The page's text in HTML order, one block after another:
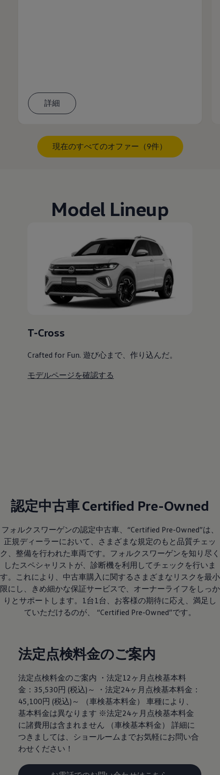
詳細
現在のすべてのオファー（9件）
Model Lineup
T-Cross
Crafted for Fun. 遊び心まで、作り込んだ。
モデルページを確認する
認定中古車 Certified Pre-Owned
フォルクスワーゲンの認定中古車、“Certified Pre-Owned”は、
正規ディーラーにおいて、さまざまな規定のもと品質チェッ
ク、整備を行われた車両です。フォルクスワーゲンを知り尽く
したスペシャリストが、診断機を利用してチェックを行いま
す。これにより、中古車購入に関するさまざまなリスクを最小
限にし、きめ細かな保証サービスで、オーナーライフをしっか
りとサポートします。1台1台、お客様の期待に応え、満足し
ていただけるのが、 “Certified Pre-Owned”です。
法定点検料金のご案内
法定点検料金のご案内 ・法定12ヶ月点検基本料
金：35,530円 (税込)～ ・法定24ヶ月点検基本料金：
45,100円 (税込)～ （車検基本料金） 車種により、
基本料金は異なります ※法定24ヶ月点検基本料金
に諸費用は含まれません （車検基本料金） 詳細に
つきましては、ショールームまでお気軽にお問い合
わせください！